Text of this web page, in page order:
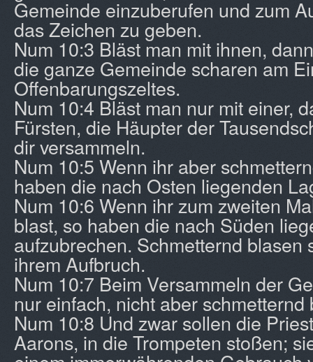
Gemeinde einzuberufen und zum
das Zeichen zu geben.
Num 10:3 Bläst man mit ihnen,
die ganze Gemeinde scharen am
Offenbarungszeltes.
Num 10:4 Bläst man nur mit einer,
Fürsten, die Häupter der
dir versammeln.
Num 10:5 Wenn ihr aber
haben die nach Osten liegenden
Num 10:6 Wenn ihr zum zweiten
blast, so haben die nach Süden
aufzubrechen. Schmetternd blasen
ihrem Aufbruch.
Num 10:7 Beim Versammeln der
nur einfach, nicht aber schmetternd
Num 10:8 Und zwar sollen die
Aarons, in die Trompeten stoßen;